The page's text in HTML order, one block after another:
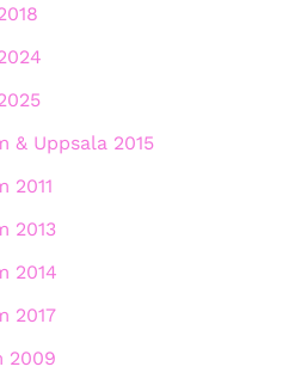
& Uppsala 2015
2011
2013
2014
2017
2009